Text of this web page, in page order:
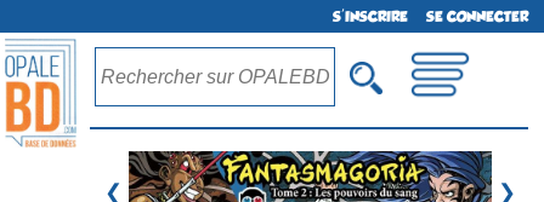
S'INSCRIRE SE CONNECTER
❮ ❯